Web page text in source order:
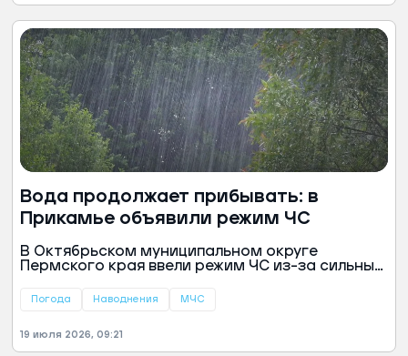
Вода продолжает прибывать: в
Прикамье объявили режим ЧС
В Октябрьском муниципальном округе
Пермского края ввели режим ЧС из-за сильных
Георгий Поезжаев.
Погода Наводнения МЧС
19 июля 2026, 09:21